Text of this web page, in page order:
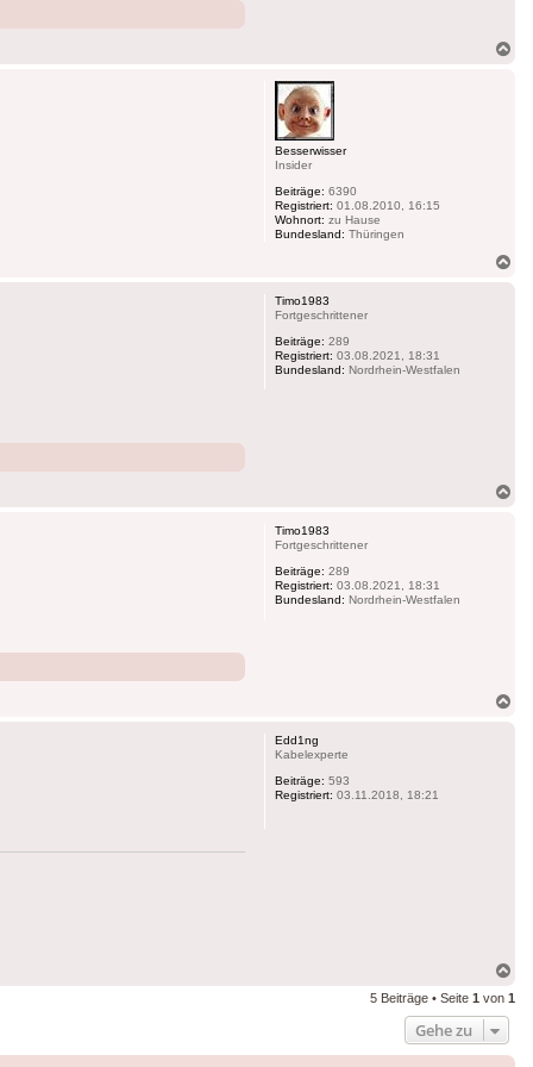
Besserwisser
Insider
Beiträge: 6390
Registriert: 01.08.2010, 16:15
Wohnort: zu Hause
Bundesland: Thüringen
Timo1983
Fortgeschrittener
Beiträge: 289
Registriert: 03.08.2021, 18:31
Bundesland: Nordrhein-Westfalen
Timo1983
Fortgeschrittener
Beiträge: 289
Registriert: 03.08.2021, 18:31
Bundesland: Nordrhein-Westfalen
Edd1ng
Kabelexperte
Beiträge: 593
Registriert: 03.11.2018, 18:21
5 Beiträge • Seite 1 von 1
Gehe zu